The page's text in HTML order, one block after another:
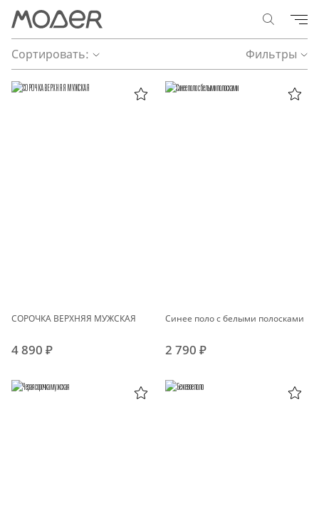
Сортировать: Фильтры
СОРОЧКА ВЕРХНЯЯ МУЖСКАЯ
4 890 ₽
Синее поло с белыми полосками
2 790 ₽